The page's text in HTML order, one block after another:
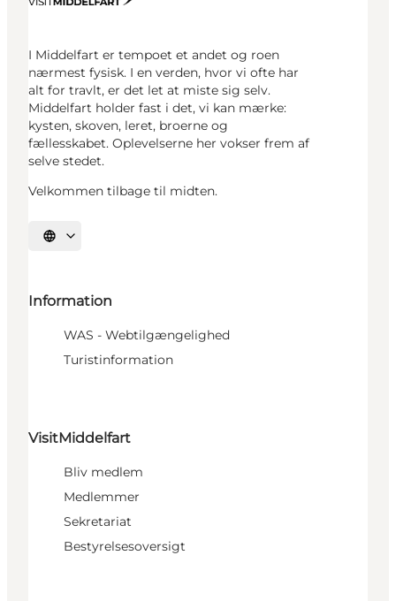
I Middelfart er tempoet et andet og roen
nærmest fysisk. I en verden, hvor vi ofte har
alt for travlt, er det let at miste sig selv.
Middelfart holder fast i det, vi kan mærke:
kysten, skoven, leret, broerne og
fællesskabet. Oplevelserne her vokser frem af
selve stedet.
Velkommen tilbage til midten.
Vælg sprog
Information
WAS - Webtilgængelighed
Turistinformation
VisitMiddelfart
Bliv medlem
Medlemmer
Sekretariat
Bestyrelsesoversigt